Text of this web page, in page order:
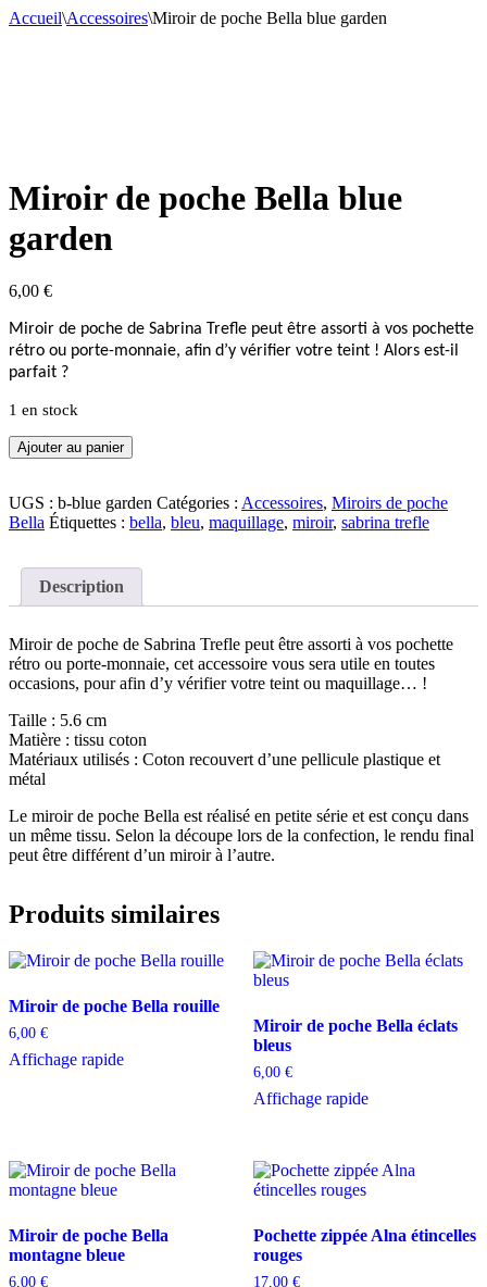
Accueil\Accessoires\Miroir de poche Bella blue garden
Miroir de poche Bella blue
garden
6,00 €
Miroir de poche de Sabrina Trefle peut être assorti à vos pochette
rétro ou porte-monnaie, afin d’y vérifier votre teint ! Alors est-il
parfait ?
1 en stock
quantité
de
de
poche
garden
Ajouter au panier
UGS : b-blue garden Catégories : Accessoires, Miroirs de poche
Bella Étiquettes : bella, bleu, maquillage, miroir, sabrina trefle
Description
Miroir de poche de Sabrina Trefle peut être assorti à vos pochette
rétro ou porte-monnaie, cet accessoire vous sera utile en toutes
occasions, pour afin d’y vérifier votre teint ou maquillage… !
Taille : 5.6 cm
Matière : tissu coton
Matériaux utilisés : Coton recouvert d’une pellicule plastique et
métal
Le miroir de poche Bella est réalisé en petite série et est conçu dans
un même tissu. Selon la découpe lors de la confection, le rendu final
peut être différent d’un miroir à l’autre.
Produits similaires
Miroir de poche Bella rouille
6,00 €
Affichage rapide
Miroir de poche Bella éclats
bleus
6,00 €
Affichage rapide
Miroir de poche Bella
montagne bleue
6,00 €
Pochette zippée Alna étincelles
rouges
17,00 €